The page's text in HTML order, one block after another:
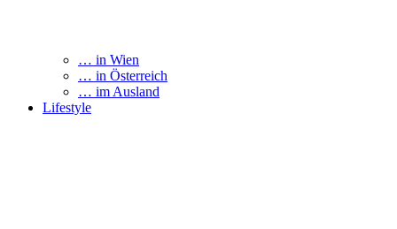
… in Wien
… in Österreich
… im Ausland
Lifestyle